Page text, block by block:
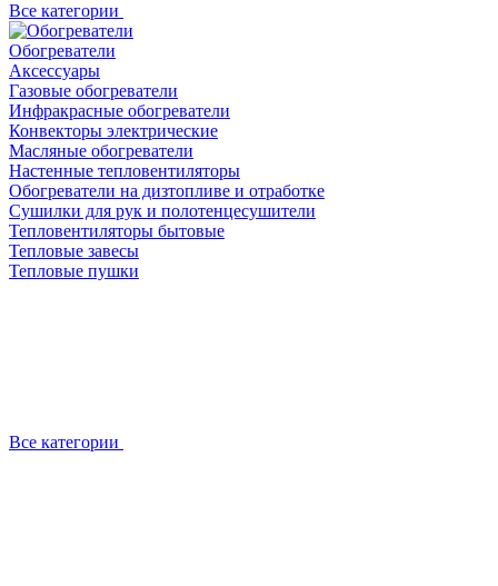
Все категории
Обогреватели
Аксессуары
Газовые обогреватели
Инфракрасные обогреватели
Конвекторы электрические
Масляные обогреватели
Настенные тепловентиляторы
Обогреватели на дизтопливе и отработке
Сушилки для рук и полотенцесушители
Тепловентиляторы бытовые
Тепловые завесы
Тепловые пушки
Все категории